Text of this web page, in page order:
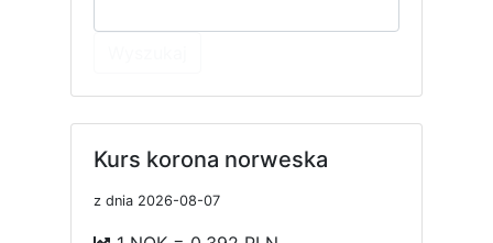
Kurs korona norweska
z dnia 2026-08-07